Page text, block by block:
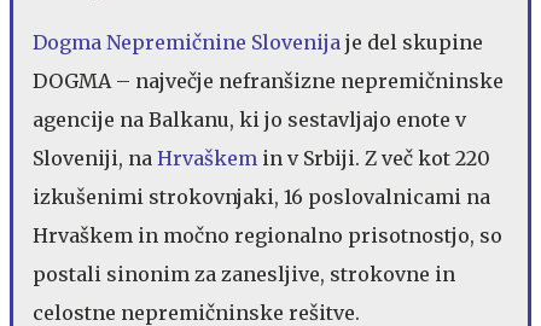
Dogma Nepremičnine Slovenija je del skupine
DOGMA – največje nefranšizne nepremičninske
agencije na Balkanu, ki jo sestavljajo enote v
Sloveniji, na Hrvaškem in v Srbiji. Z več kot 220
izkušenimi strokovnjaki, 16 poslovalnicami na
Hrvaškem in močno regionalno prisotnostjo, so
postali sinonim za zanesljive, strokovne in
celostne nepremičninske rešitve.